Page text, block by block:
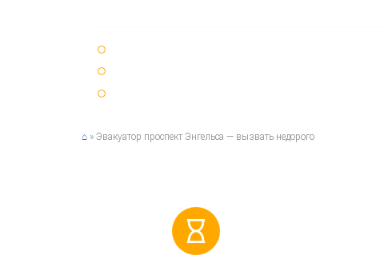
⌂ » Эвакуатор проспект Энгельса — вызвать недорого